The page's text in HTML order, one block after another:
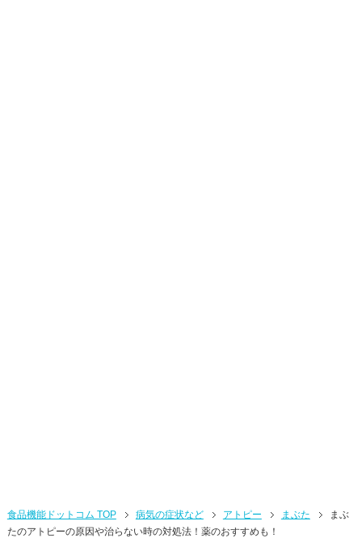
食品機能ドットコム TOP 病気の症状など アトピー まぶた
まぶ
たのアトピーの原因や治らない時の対処法！薬のおすすめも！